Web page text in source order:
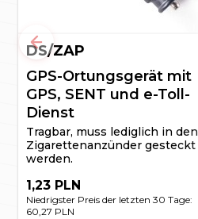
Zurück
DS/ZAP
GPS-Ortungsgerät mit
GPS, SENT und e-Toll-
Dienst
Tragbar, muss lediglich in den
Zigarettenanzünder gesteckt
werden.
1,23 PLN
Niedrigster Preis der letzten 30 Tage:
60,27 PLN